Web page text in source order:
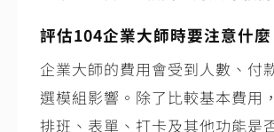
評估104企業大師時要注意什麼
企業大師的費用會受到人數、付
選模組影響。除了比較基本費用
排班、表單、打卡及其他功能是